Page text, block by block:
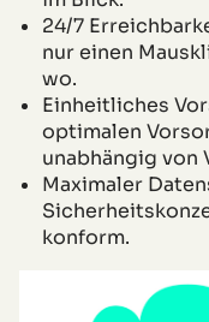
24/7
nur einen
wo.
Einheitliches
optimalen
unabhängig von
Maximaler
konform.